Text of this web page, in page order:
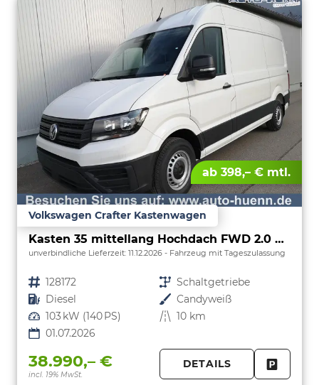
ab 398,– € mtl.
Volkswagen Crafter Kastenwagen
Kasten 35 mittellang Hochdach FWD 2.0 TDI L3H3 AHK Kamera 270 Grad App PDC GRA
unverbindliche Lieferzeit: 11.12.2026 Fahrzeug mit Tageszulassung
Fahrzeugnr. 128172 Getriebe Schaltgetriebe
Kraftstoff Diesel Außenfarbe Candyweiß
Leistung 103 kW (140 PS) Kilometerstand 10 km
01.07.2026
38.990,– €
incl. 19% MwSt.
DETAILS